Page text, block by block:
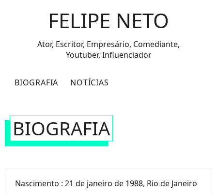
FELIPE NETO
Ator, Escritor, Empresário, Comediante,
Youtuber, Influenciador
BIOGRAFIA NOTÍCIAS
BIOGRAFIA
Nascimento :21 de janeiro de 1988, Rio de Janeiro